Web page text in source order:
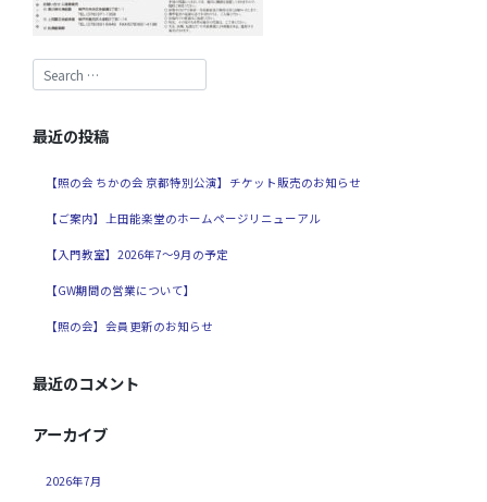
最近の投稿
【照の会 ちかの会 京都特別公演】チケット販売のお知らせ
【ご案内】上田能楽堂のホームページリニューアル
【入門教室】2026年7～9月の予定
【GW期間の営業について】
【照の会】会員更新のお知らせ
最近のコメント
アーカイブ
2026年7月